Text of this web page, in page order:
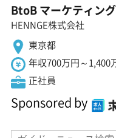
BtoB マーケティン
HENNGE株式会社
東京都
年収700万円～1,400
正社員
Sponsored by